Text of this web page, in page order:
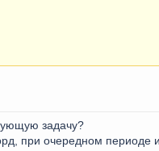
задачу?
при очередном периоде